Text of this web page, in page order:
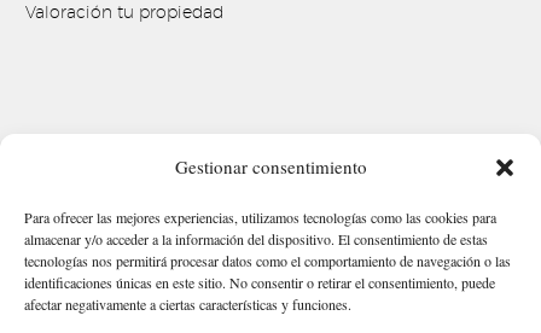
Gestionar consentimiento
Para ofrecer las mejores experiencias, utilizamos tecnologías como las cookies para
almacenar y/o acceder a la información del dispositivo. El consentimiento de estas
tecnologías nos permitirá procesar datos como el comportamiento de navegación o las
identificaciones únicas en este sitio. No consentir o retirar el consentimiento, puede
afectar negativamente a ciertas características y funciones.
Valoración tu propiedad
Aviso legal Política de Privacidad